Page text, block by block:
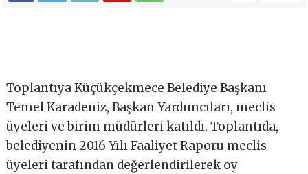
Toplantıya Küçükçekmece Belediye Başkanı
Temel Karadeniz, Başkan Yardımcıları, meclis
üyeleri ve birim müdürleri katıldı. Toplantıda,
belediyenin 2016 Yılı Faaliyet Raporu meclis
üyeleri tarafından değerlendirilerek oy